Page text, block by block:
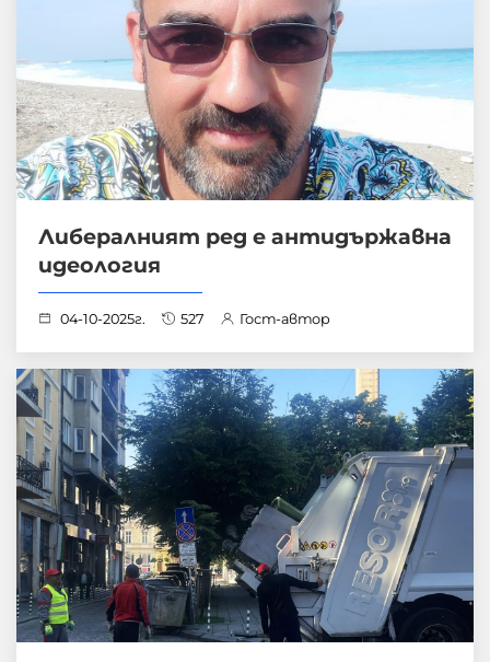
Либералният ред е антидържавна
идеология
04-10-2025г. 527 Гост-автор